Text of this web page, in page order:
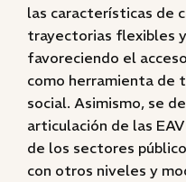
las características de
trayectorias flexibles
favoreciendo el
como herramienta de
social. Asimismo, se
articulación de las
de los sectores
con otros niveles y